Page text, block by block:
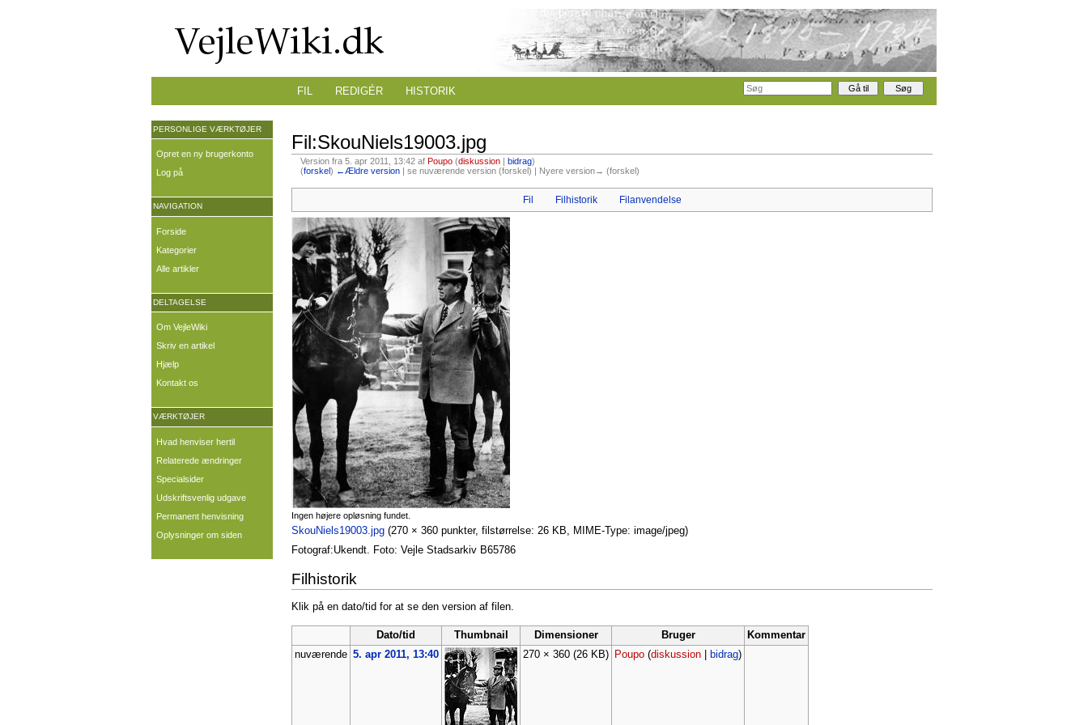
Fil:SkouNiels19003.jpg
Version fra 5. apr 2011, 13:42 af Poupo (diskussion| bidrag)
(forskel) ←Ældre version| se nuværende version (forskel) | Nyere version→ (forskel)
Fil Filhistorik Filanvendelse
Ingen højere opløsning fundet.
SkouNiels19003.jpg (270 × 360 punkter, filstørrelse: 26 KB, MIME-Type: image/jpeg)
Fotograf:Ukendt. Foto: Vejle Stadsarkiv B65786
Filhistorik
Klik på en dato/tid for at se den version af filen.
Dato/tid Thumbnail Dimensioner Bruger
Kommentar
nuværende 5. apr 2011, 13:40 270 × 360 (26 KB) Poupo (diskussion| bidrag)
FIL REDIGÉR HISTORIK
PERSONLIGE VÆRKTØJER
Opret en ny brugerkonto
Log på
NAVIGATION
Forside
Kategorier
Alle artikler
DELTAGELSE
Om VejleWiki
Skriv en artikel
Hjælp
Kontakt os
VÆRKTØJER
Hvad henviser hertil
Relaterede ændringer
Specialsider
Udskriftsvenlig udgave
Permanent henvisning
Oplysninger om siden